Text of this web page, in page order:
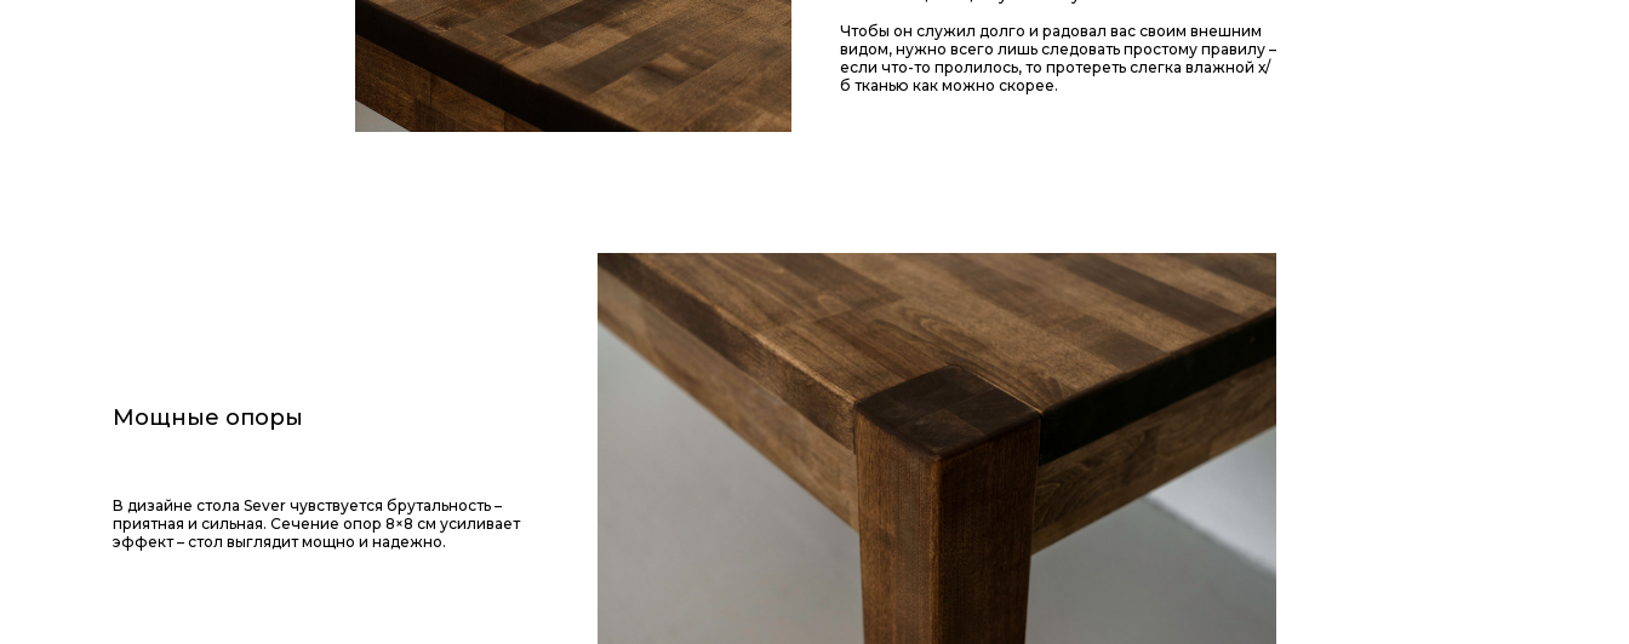
Мощные опоры
Чтобы он служил долго и радовал вас своим внешним
видом, нужно всего лишь следовать простому правилу –
если что-то пролилось, то протереть слегка влажной х/
б тканью как можно скорее.
В дизайне стола Sever чувствуется брутальность –
приятная и сильная. Сечение опор 8×8 см усиливает
эффект – стол выглядит мощно и надежно.